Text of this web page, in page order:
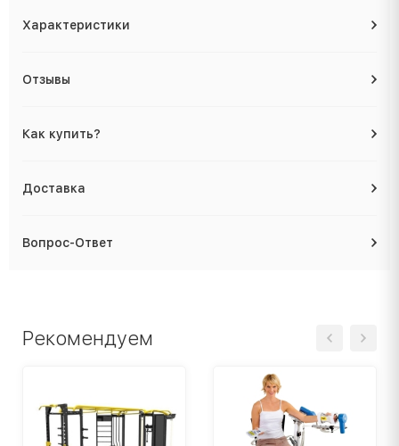
Характеристики
Отзывы
Как купить?
Доставка
Вопрос-Ответ
Рекомендуем